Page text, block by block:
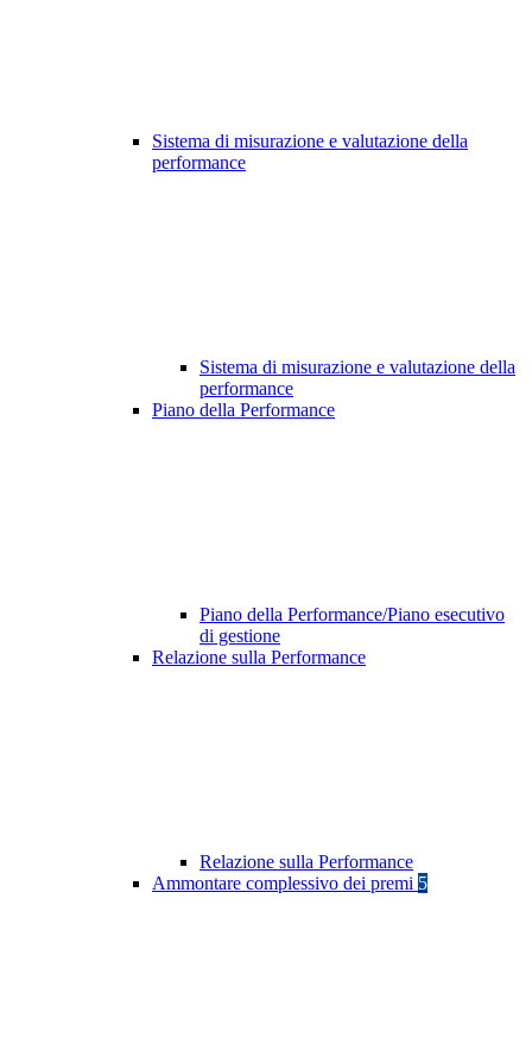
Sistema di misurazione e valutazione della
performance
Sistema di misurazione e valutazione della
performance
Piano della Performance
Piano della Performance/Piano esecutivo
di gestione
Relazione sulla Performance
Relazione sulla Performance
Ammontare complessivo dei premi 5